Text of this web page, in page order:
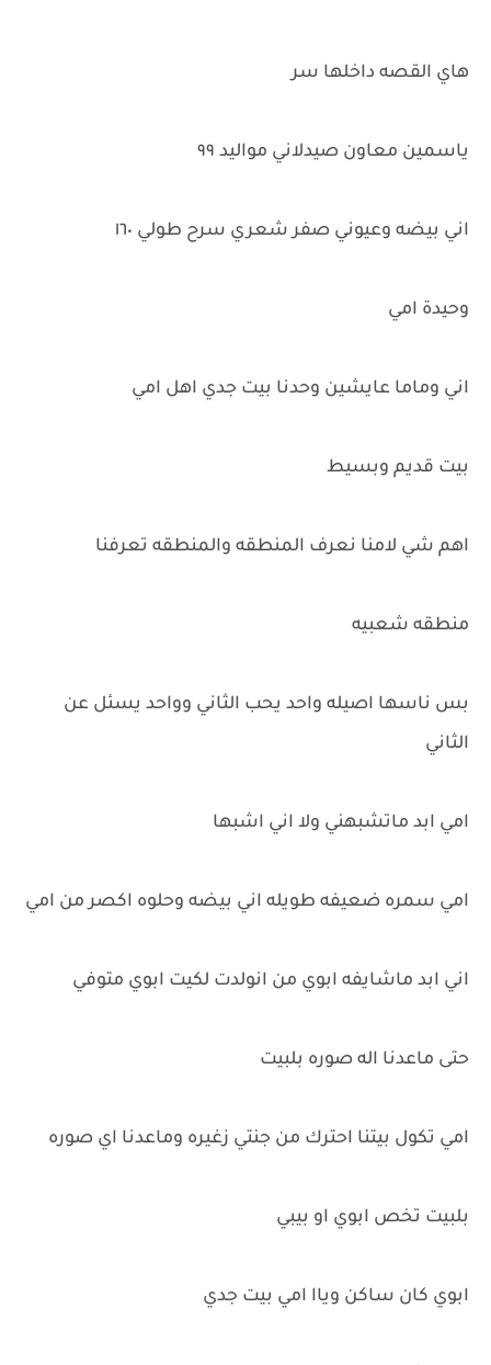
هاي القصه داخلها سر
ياسمين معاون صيدلاني مواليد ٩٩
اني بيضه وعيوني صفر شعري سرح طولي ١٦٠
وحيدة امي
اني وماما عايشين وحدنا بيت جدي اهل امي
بيت قديم وبسيط
اهم شي لامنا نعرف المنطقه والمنطقه تعرفنا
منطقه شعبيه
بس ناسها اصيله واحد يحب الثاني وواحد يسئل عن
الثاني
امي ابد ماتشبهني ولا اني اشبها
امي سمره ضعيفه طويله اني بيضه وحلوه اكصر من امي
اني ابد ماشايفه ابوي من انولدت لكيت ابوي متوفي
حتى ماعدنا اله صوره بلبيت
امي تكول بيتنا احترك من جنتي زغيره وماعدنا اي صوره
بلبيت تخص ابوي او بيبي
ابوي كان ساكن وياا امي بيت جدي